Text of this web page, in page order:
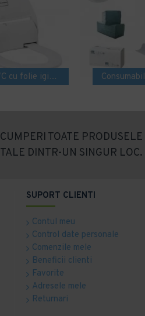
Capace WC cu folie igienica
CUMPERI TOATE
TALE DINTR-UN SINGUR LOC.
SUPORT CLIENTI
Contul meu
Control date personale
Comenzile mele
Beneficii clienti
Favorite
Adresele mele
Returnari